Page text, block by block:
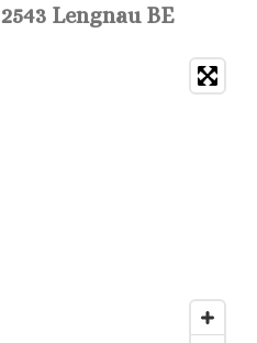
2543 Lengnau BE